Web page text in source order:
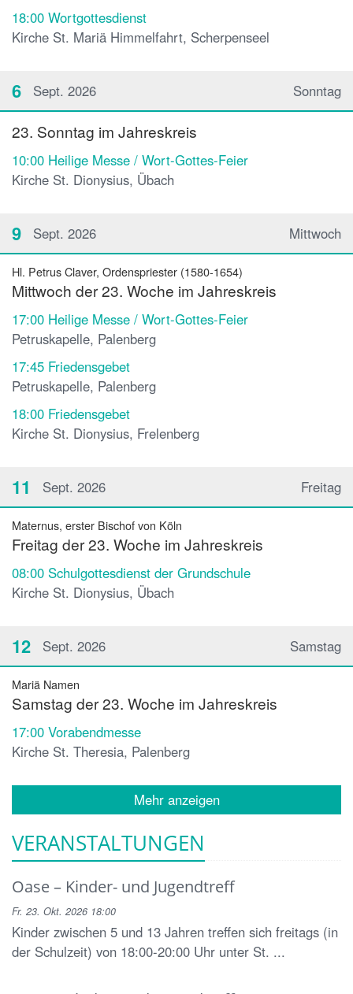
18:00 Wortgottesdienst
Kirche St. Mariä Himmelfahrt, Scherpenseel
Sonntag
6 Sept. 2026
23. Sonntag im Jahreskreis
10:00 Heilige Messe / Wort-Gottes-Feier
Kirche St. Dionysius, Übach
Mittwoch
9 Sept. 2026
Hl. Petrus Claver, Ordenspriester (1580-1654)
Mittwoch der 23. Woche im Jahreskreis
17:00 Heilige Messe / Wort-Gottes-Feier
Petruskapelle, Palenberg
17:45 Friedensgebet
Petruskapelle, Palenberg
18:00 Friedensgebet
Kirche St. Dionysius, Frelenberg
Freitag
11 Sept. 2026
Maternus, erster Bischof von Köln
Freitag der 23. Woche im Jahreskreis
08:00 Schulgottesdienst der Grundschule
Kirche St. Dionysius, Übach
Samstag
12 Sept. 2026
Mariä Namen
Samstag der 23. Woche im Jahreskreis
17:00 Vorabendmesse
Kirche St. Theresia, Palenberg
Mehr anzeigen
VERANSTALTUNGEN
Oase – Kinder- und Jugendtreff
Fr. 23. Okt. 2026 18:00
Kinder zwischen 5 und 13 Jahren treffen sich freitags (in
der Schulzeit) von 18:00-20:00 Uhr unter St. ...